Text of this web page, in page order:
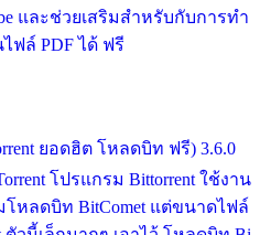
และช่วยเสริมสำหรับกับการทำ
ฟล์ PDF ได้ ฟรี
ยอดฮิต โหลดบิท ฟรี) 3.6.0
โปรแกรม Bittorrent ใช้งาน
หลดบิท BitComet แต่ขนาดไฟล์